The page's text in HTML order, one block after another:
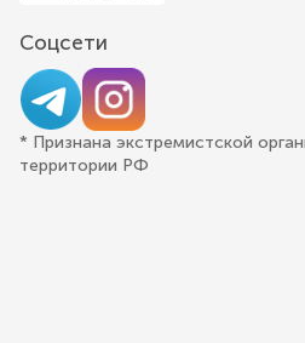
Соцсети
* Признана экстремистской
территории РФ